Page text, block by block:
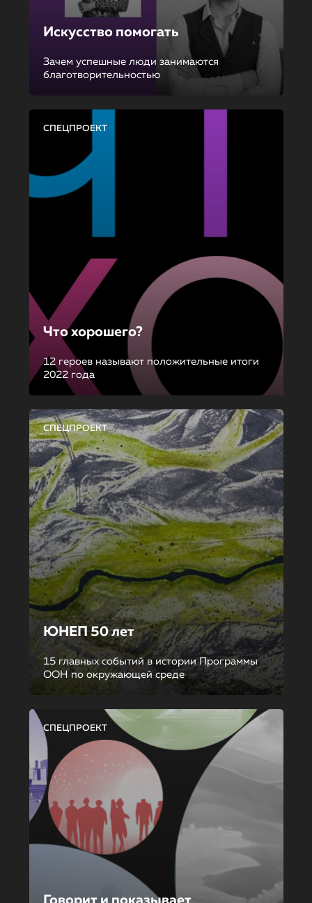
Искусство помогать
Зачем успешные люди занимаются
благотворительностью
СПЕЦПРОЕКТ
Что хорошего?
12 героев называют положительные итоги
2022 года
СПЕЦПРОЕКТ
ЮНЕП 50 лет
15 главных событий в истории Программы
ООН по окружающей среде
СПЕЦПРОЕКТ
Говорит и показывает